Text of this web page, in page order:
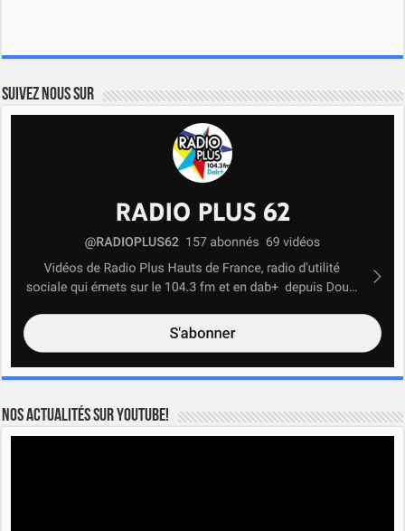
Suivez nous sur
Nos actualités sur YOUTUBE!